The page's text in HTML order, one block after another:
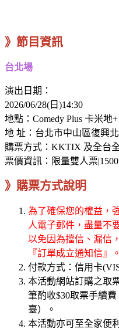
》節目資訊
台北場
演出日期：
2026/06/28(日)14:30
地點：Comedy Plus 卡米地+
地 址：台北市中山區復興
購票方式：KKTIX 及全台
票價資訊：限量雙人票
》購票方式說明
為了確保您的權益，
人電子郵件，盡量不
以免因為擋信、漏信
『訂單成立通知信』。
付款方式：信用卡
本活動網站訂購之取
筆酌收$30取票手續
臺）。
本活動亦可至全家便